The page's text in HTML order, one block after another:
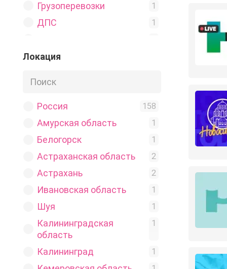
Грузоперевозки 1
ДПС 1
Для женщин
Знакомства 8
Игры 1
Косметика 2
Магазин 5
Мамы 1
Мода 3
Музыка 1
Недвижимость 2
Новости
Обмен 1
Локация
Россия 158
Амурская область 1
Белогорск 1
Астраханская область 2
Астрахань 2
Ивановская область 1
Шуя 1
Калининградская
область
1
Калининград 1